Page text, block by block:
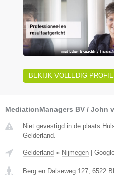
BEKIJK VOLLEDIG PROFIEL
MediationManagers BV / John
Niet gevestigd in de plaats
Gelderland.
Gelderland » Nijmegen
Berg en Dalseweg 127 6522